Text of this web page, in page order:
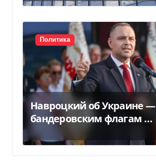
Политика
Навроцкий об Украине —
бандеровским флагам не
место в Польше